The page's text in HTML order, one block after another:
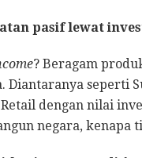
pasif lewat
? Beragam
Diantaranya seperti
dengan nilai
negara, kenapa